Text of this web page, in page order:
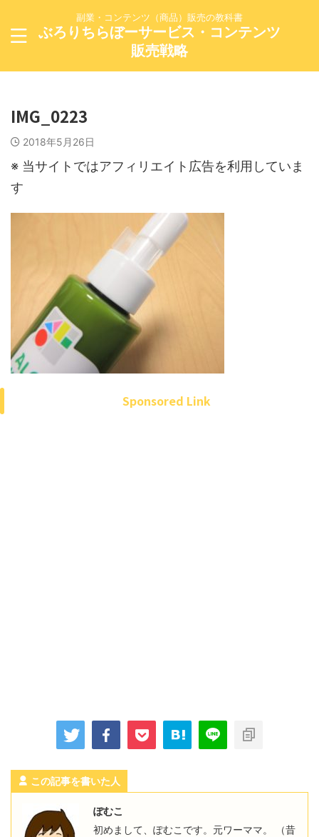
副業・コンテンツ（商品）販売の教科書
ぶろりちらぼーサービス・コンテンツ
販売戦略
IMG_0223
2018年5月26日
※ 当サイトではアフィリエイト広告を利用していま
す
Sponsored Link
この記事を書いた人
ぽむこ
初めまして、ぽむこです。元ワーママ。 （昔